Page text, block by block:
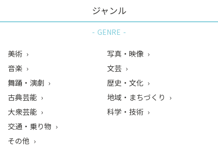
ジャンル
GENRE
美術
音楽
舞踊・演劇
古典芸能
大衆芸能
写真・映像
文芸
歴史・文化
地域・まちづくり
科学・技術
交通・乗り物
その他